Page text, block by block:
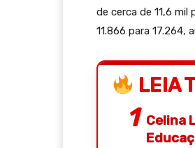
de cerca de 11,6
11.866 para 17.264,
LEIA
Celina